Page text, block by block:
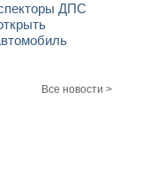
ДПС
Все новости >